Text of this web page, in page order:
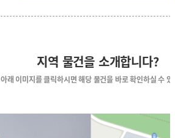
지역 물건을 소개합니다?
아래 이미지를 클릭하시면해당 물건을 바로 확인하실 수